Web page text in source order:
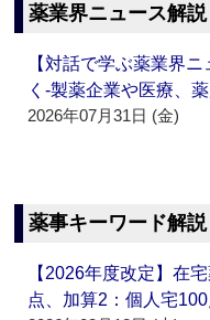
薬業界ニュース解説
【対話で学ぶ薬業界
く‐製薬企業や医療、
2026年07月31日 (金)
薬事キーワード解説
【2026年度改定】在
点、加算2：個人宅